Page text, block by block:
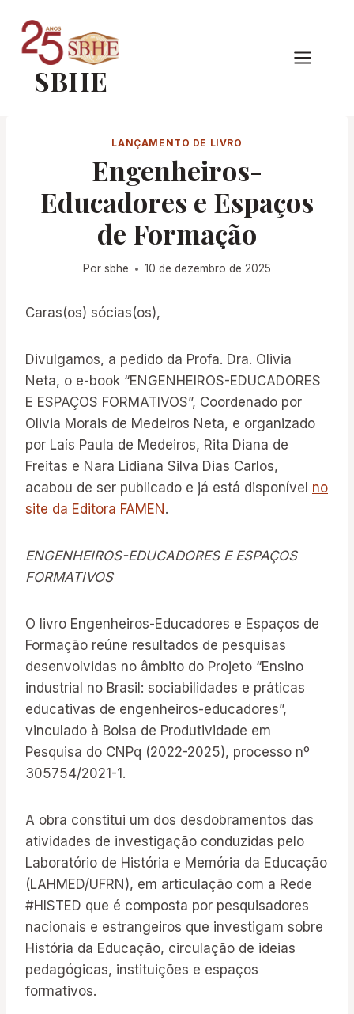
para
ConteúdoSBHE
LANÇAMENTO DE LIVRO
Engenheiros-
Educadores e Espaços
de Formação
Por sbhe 10 de dezembro de 2025
Caras(os) sócias(os),
Divulgamos, a pedido da Profa. Dra. Olivia
Neta, o e-book “ENGENHEIROS-EDUCADORES
E ESPAÇOS FORMATIVOS”, Coordenado por
Olivia Morais de Medeiros Neta, e organizado
por Laís Paula de Medeiros, Rita Diana de
Freitas e Nara Lidiana Silva Dias Carlos,
acabou de ser publicado e já está disponível no
site da Editora FAMEN .
ENGENHEIROS-EDUCADORES E ESPAÇOS
FORMATIVOS
O livro Engenheiros-Educadores e Espaços de
Formação reúne resultados de pesquisas
desenvolvidas no âmbito do Projeto “Ensino
industrial no Brasil: sociabilidades e práticas
educativas de engenheiros-educadores”,
vinculado à Bolsa de Produtividade em
Pesquisa do CNPq (2022-2025), processo nº
305754/2021-1.
A obra constitui um dos desdobramentos das
atividades de investigação conduzidas pelo
Laboratório de História e Memória da Educação
(LAHMED/UFRN), em articulação com a Rede
#HISTED que é composta por pesquisadores
nacionais e estrangeiros que investigam sobre
História da Educação, circulação de ideias
pedagógicas, instituições e espaços
formativos.